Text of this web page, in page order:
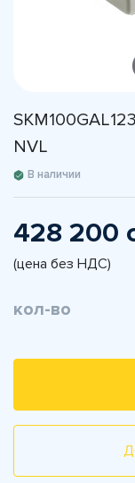
NVL
В наличии
428 200
(цена без НДС)
кол-во